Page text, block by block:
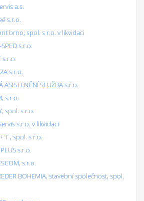
a.s.
s.r.o.
brno, spol. s r.o. v likvidaci
s.r.o.
s.r.o.
s.r.o.
ASISTENČNÍ SLUŽBA s.r.o.
s.r.o.
spol. s r.o.
s.r.o. v likvidaci
T , spol. s r.o.
s.r.o.
s.r.o.
BOHEMIA, stavební společnost, spol.